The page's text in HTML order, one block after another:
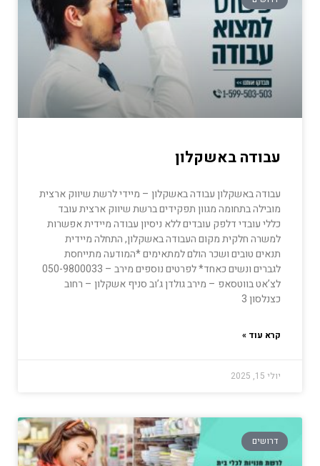
עבודה באשקלון
עבודה באשקלון עבודה באשקלון – מיידי לרשת שיווק ארצית
מובילה בתחומה מגוון תפקידים ברשת שיווק ארצית עובד
כללי עובדי דלפק עובדים ללא ניסיון עבודה מיידית אפשרות
למשרה חלקית מקום העבודה באשקלון, התחלה מיידית
תנאים טובים ושכר הולם למתאימים *המודעה מתייחסת
לגברים ונשים כאחד* לפרטים נוספים מירב – 050-9800033
לצ’אט בווטסאפ – מירב גולדן ג’וב סניף אשקלון – רחוב
כצנלסון 3
קרא עוד »
יולי 15, 2025
דרושים